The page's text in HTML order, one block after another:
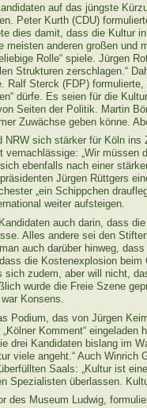
auf das jüngste
Peter Kurth (CDU)
dies damit, dass die Kultur
meisten anderen großen und
Rolle“ spiele. Jürgen
Strukturen zerschlagen.“
Ralf Sterck (FDP)
dürfe. Es seien für die
Seiten der Politik. Martin
Zuwächse geben könne.
NRW sich stärker für Köln
vernachlässige: „Wir
ebenfalls nach einer
Jürgen Rüttgers
„ein Schippchen
weiter aufsteigen.
auch darin, dass
Alles andere sei den
auch darüber hinweg,
die Kostenexplosion
sich zudem, aber will nicht,
wurde die Freie Szene
Konsens.
Podium, das von Jürgen
Komment“
drei Kandidaten bislang im
viele angeht.“ Auch Winrich
Saals: „Kultur ist
Spezialisten überlassen.
des Museum Ludwig,